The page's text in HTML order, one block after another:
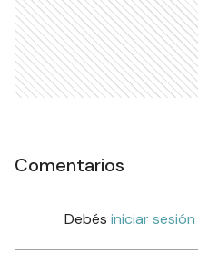
Comentarios
Debés iniciar sesión